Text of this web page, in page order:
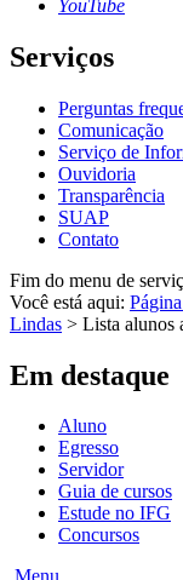
YouTube
Serviços
Perguntas
Comunicação
Serviço de
Ouvidoria
Transparência
SUAP
Contato
Fim do menu de
Você está aqui:
Lindas > Lista alunos
Em destaque
Aluno
Egresso
Servidor
Guia de cursos
Estude no IFG
Concursos